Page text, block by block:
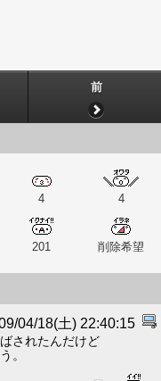
前
4 4
201 削除希望
04/18(土) 22:40:15
されたんだけど
。